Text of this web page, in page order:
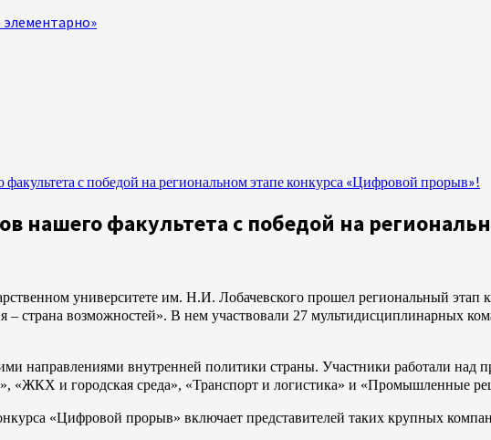
факультета с победой на региональном этапе конкурса «Цифровой прорыв»!
нашего факультета с победой на
университете им. Н.И. Лобачевского прошел региональный
страна возможностей». В нем участвовали 27 мультидисциплинарных
направлениями внутренней политики страны. Участники работали
«ЖКХ и городская среда», «Транспорт и логистика» и «Промышленные
«Цифровой прорыв» включает представителей таких крупных